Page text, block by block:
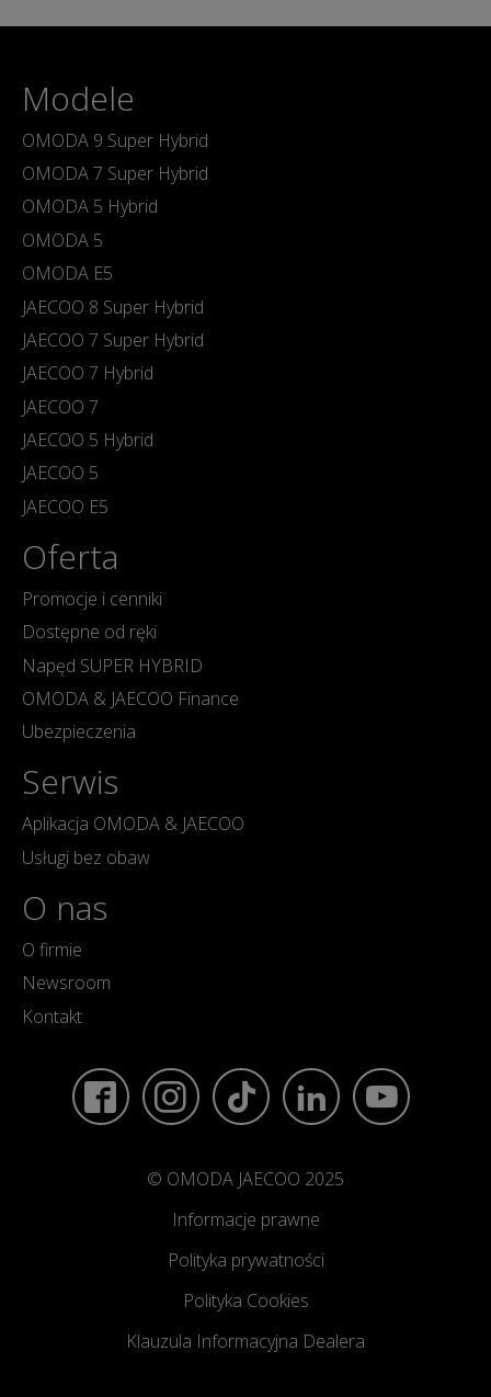
Modele
OMODA 9 Super Hybrid
OMODA 7 Super Hybrid
OMODA 5 Hybrid
OMODA 5
OMODA E5
JAECOO 8 Super Hybrid
JAECOO 7 Super Hybrid
JAECOO 7 Hybrid
JAECOO 7
JAECOO 5 Hybrid
JAECOO 5
JAECOO E5
Oferta
Promocje i cenniki
Dostępne od ręki
Napęd SUPER HYBRID
OMODA & JAECOO Finance
Ubezpieczenia
Serwis
Aplikacja OMODA & JAECOO
Usługi bez obaw
O nas
O firmie
Newsroom
Kontakt
© OMODA JAECOO 2025
Informacje prawne
Polityka prywatności
Polityka Cookies
Klauzula Informacyjna Dealera